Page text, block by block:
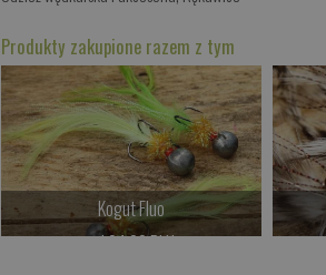
Produkty zakupione razem z tym
Kogut Fluo
od 24.00 PLN